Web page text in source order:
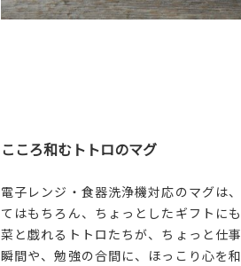
こころ和むトトロのマグ
電子レンジ・食器洗浄機対応のマグは
てはもちろん、ちょっとしたギフトに
菜と戯れるトトロたちが、ちょっと仕
瞬間や、勉強の合間に、ほっこり心を